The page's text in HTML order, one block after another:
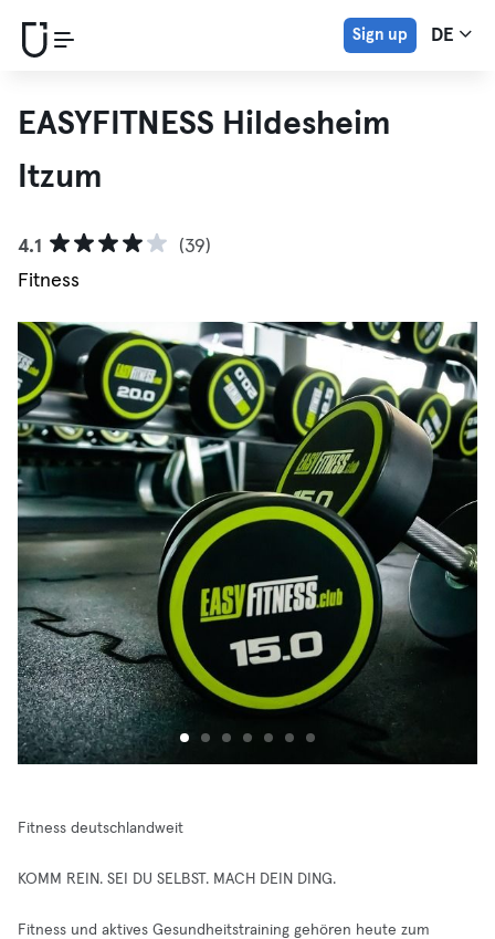
Sign up DE
EASYFITNESS Hildesheim
Itzum
4.1
(39)
Fitness
Fitness deutschlandweit
KOMM REIN. SEI DU SELBST. MACH DEIN DING.
Fitness und aktives Gesundheitstraining gehören heute zum